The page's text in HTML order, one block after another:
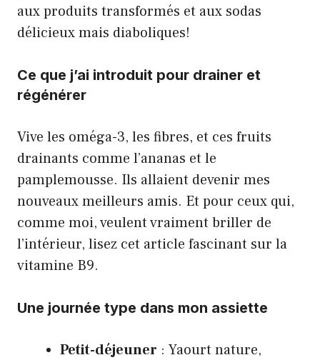
aux produits transformés et aux sodas
délicieux mais diaboliques!
Ce que j’ai introduit pour drainer et
régénérer
Vive les oméga-3, les fibres, et ces fruits
drainants comme l’ananas et le
pamplemousse. Ils allaient devenir mes
nouveaux meilleurs amis. Et pour ceux qui,
comme moi, veulent vraiment briller de
l’intérieur, lisez cet article fascinant sur la
vitamine B9.
Une journée type dans mon assiette
Petit-déjeuner : Yaourt nature,